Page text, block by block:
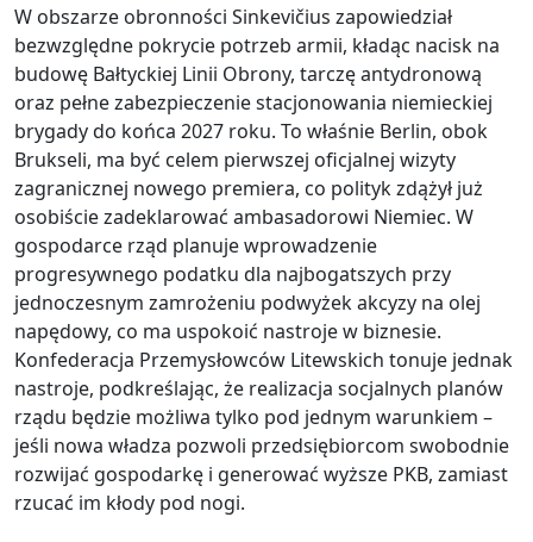
W obszarze obronności Sinkevičius zapowiedział
bezwzględne pokrycie potrzeb armii, kładąc nacisk na
budowę Bałtyckiej Linii Obrony, tarczę antydronową
oraz pełne zabezpieczenie stacjonowania niemieckiej
brygady do końca 2027 roku. To właśnie Berlin, obok
Brukseli, ma być celem pierwszej oficjalnej wizyty
zagranicznej nowego premiera, co polityk zdążył już
osobiście zadeklarować ambasadorowi Niemiec. W
gospodarce rząd planuje wprowadzenie
progresywnego podatku dla najbogatszych przy
jednoczesnym zamrożeniu podwyżek akcyzy na olej
napędowy, co ma uspokoić nastroje w biznesie.
Konfederacja Przemysłowców Litewskich tonuje jednak
nastroje, podkreślając, że realizacja socjalnych planów
rządu będzie możliwa tylko pod jednym warunkiem –
jeśli nowa władza pozwoli przedsiębiorcom swobodnie
rozwijać gospodarkę i generować wyższe PKB, zamiast
rzucać im kłody pod nogi.